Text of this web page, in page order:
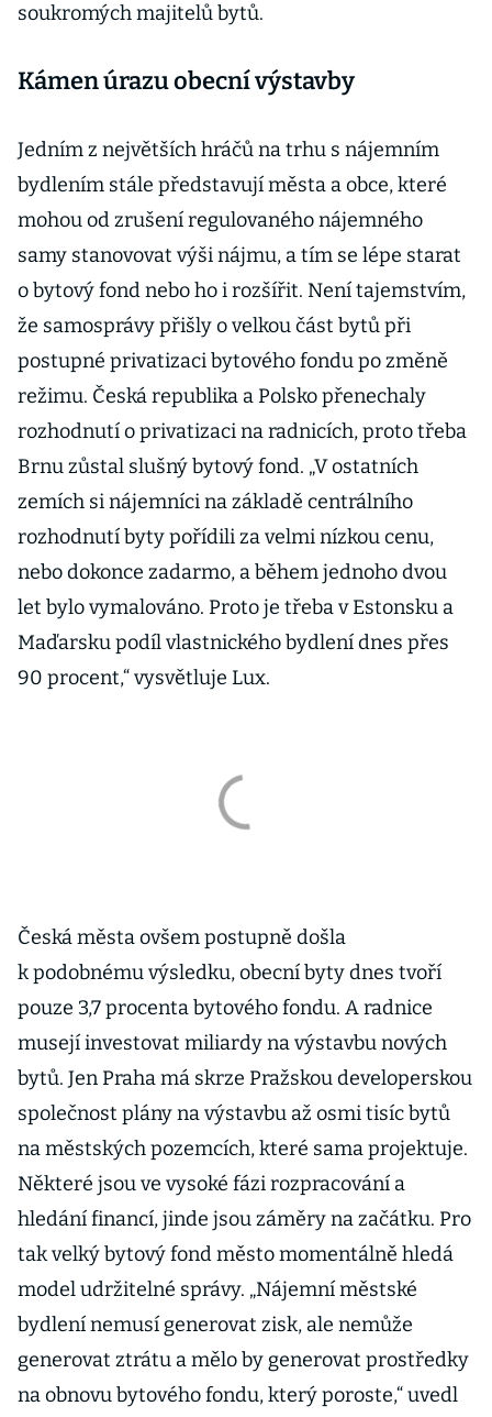
soukromých majitelů bytů.
Kámen úrazu obecní výstavby
Jedním z největších hráčů na trhu s nájemním
bydlením stále představují města a obce, které
mohou od zrušení regulovaného nájemného
samy stanovovat výši nájmu, a tím se lépe starat
o bytový fond nebo ho i rozšířit. Není tajemstvím,
že samosprávy přišly o velkou část bytů při
postupné privatizaci bytového fondu po změně
režimu. Česká republika a Polsko přenechaly
rozhodnutí o privatizaci na radnicích, proto třeba
Brnu zůstal slušný bytový fond. „V ostatních
zemích si nájemníci na základě centrálního
rozhodnutí byty pořídili za velmi nízkou cenu,
nebo dokonce zadarmo, a během jednoho dvou
let bylo vymalováno. Proto je třeba v Estonsku a
Maďarsku podíl vlastnického bydlení dnes přes
90 procent,“ vysvětluje Lux.
Česká města ovšem postupně došla
k podobnému výsledku, obecní byty dnes tvoří
pouze 3,7 procenta bytového fondu. A radnice
musejí investovat miliardy na výstavbu nových
bytů. Jen Praha má skrze Pražskou developerskou
společnost plány na výstavbu až osmi tisíc bytů
na městských pozemcích, které sama projektuje.
Některé jsou ve vysoké fázi rozpracování a
hledání financí, jinde jsou záměry na začátku. Pro
tak velký bytový fond město momentálně hledá
model udržitelné správy. „Nájemní městské
bydlení nemusí generovat zisk, ale nemůže
generovat ztrátu a mělo by generovat prostředky
na obnovu bytového fondu, který poroste,“ uvedl